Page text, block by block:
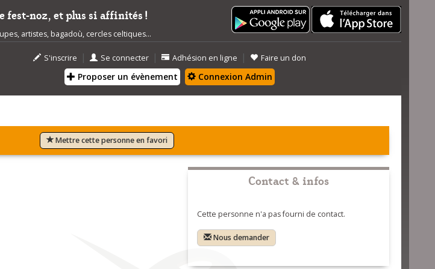
fest-noz, et plus si affinités !
artistes, bagadoù, cercles celtiques...
S'inscrire | Se connecter | Adhésion en ligne | Faire un don
Proposer un évènement Connexion Admin
Mettre cette personne en favori
Contact & infos
Cette personne n'a pas fourni de contact.
Nous demander